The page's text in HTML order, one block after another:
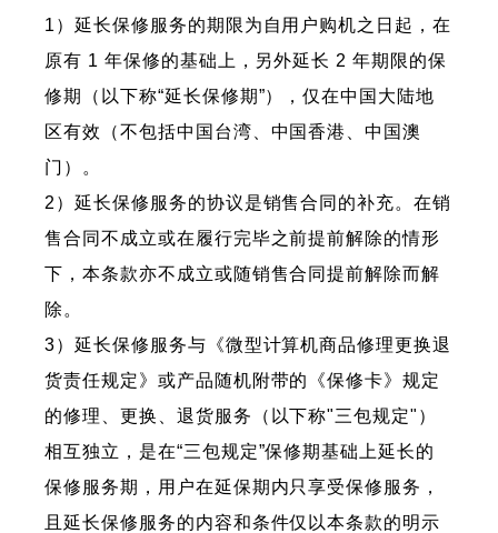
1）延长保修服务的期限为自用户购机之日起，在
原有 1 年保修的基础上，另外延长 2 年期限的保
修期（以下称“延长保修期”），仅在中国大陆地
区有效（不包括中国台湾、中国香港、中国澳
门）。
2）延长保修服务的协议是销售合同的补充。在销
售合同不成立或在履行完毕之前提前解除的情形
下，本条款亦不成立或随销售合同提前解除而解
除。
3）延长保修服务与《微型计算机商品修理更换退
货责任规定》或产品随机附带的《保修卡》规定
的修理、更换、退货服务（以下称"三包规定"）
相互独立，是在“三包规定”保修期基础上延长的
保修服务期，用户在延保期内只享受保修服务，
且延长保修服务的内容和条件仅以本条款的明示